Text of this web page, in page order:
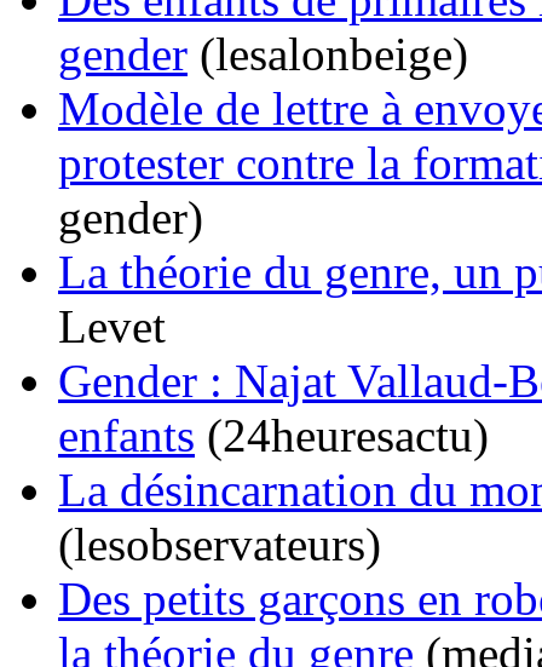
gender (lesalonbeige)
Modèle de lettre à
protester contre la
gender)
La théorie du genre, un
Levet
Gender : Najat Vallaud-
enfants (24heuresactu)
La désincarnation du
(lesobservateurs)
Des petits garçons en
la théorie du genre